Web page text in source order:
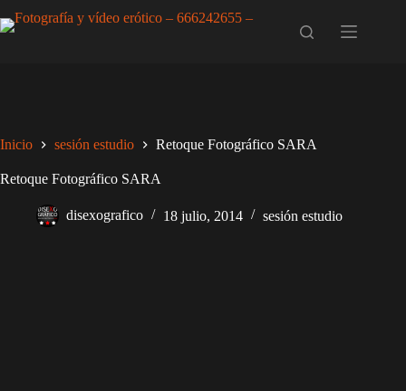
al
Inicio sesión estudio Retoque Fotográfico SARA
Retoque Fotográfico SARA
disexografico 18 julio, 2014 sesión estudio